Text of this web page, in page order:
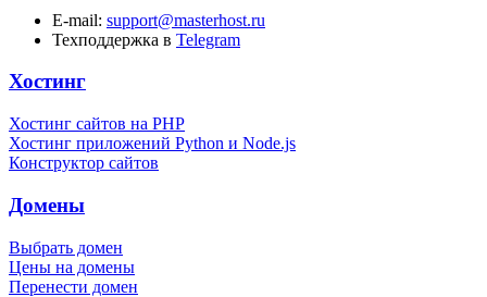
E-mail: support@masterhost.ru
Техподдержка в Telegram
Хостинг
Хостинг сайтов на PHP
Хостинг приложений Python и Node.js
Конструктор сайтов
Домены
Выбрать домен
Цены на домены
Перенести домен